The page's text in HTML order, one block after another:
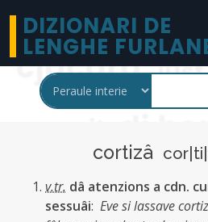
DIZIONARI DE
LENGHE
cortizâ
v.tr. dâ atenzions a cdn.
sessuâi: Eve si lassave